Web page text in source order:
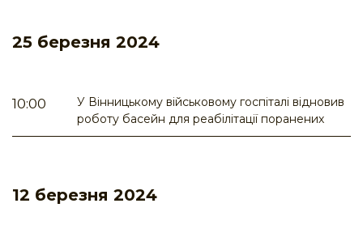
25 березня 2024
10:00
У Вінницькому військовому госпіталі відновив
роботу басейн для реабілітації поранених
12 березня 2024